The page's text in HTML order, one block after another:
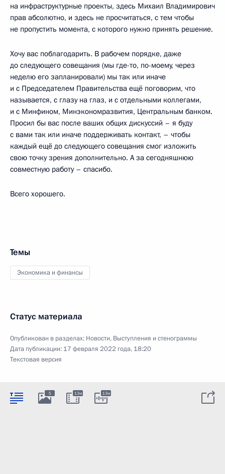
на инфраструктурные проекты, здесь Михаил Владимирович
прав абсолютно, и здесь не просчитаться, с тем чтобы
не пропустить момента, с которого нужно принять решение.
Хочу вас поблагодарить. В рабочем порядке, даже
до следующего совещания (мы где-то, по-моему, через
неделю его запланировали) мы так или иначе
и с Председателем Правительства ещё поговорим, что
называется, с глазу на глаз, и с отдельными коллегами,
и с Минфином, Минэкономразвития, Центральным банком.
Просил бы вас после ваших общих дискуссий – я буду
с вами так или иначе поддерживать контакт, – чтобы
каждый ещё до следующего совещания смог изложить
свою точку зрения дополнительно. А за сегодняшнюю
совместную работу – спасибо.
Всего хорошего.
Темы
Экономика и финансы
Статус материала
Опубликован в разделах: Новости, Выступления и стенограммы
Дата публикации: 17 февраля 2022 года, 18:20
Текстовая версия
5 13м 13м